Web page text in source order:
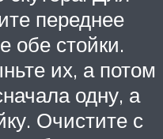
переднее
обе стойки.
их, а потом
одну, а
Очистите с